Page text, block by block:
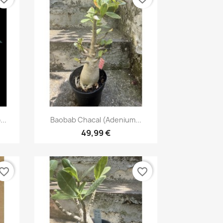
Aperçu rapide
Baobab Chacal (adenium...
49,99 €
favorite_border